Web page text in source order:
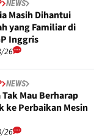
NEWS
Masih Dihantui
yang Familiar di
Inggris
26
NEWS
Tak Mau Berharap
ke Perbaikan Mesin
26